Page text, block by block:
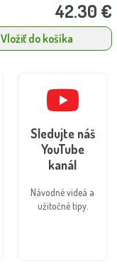
42.30 €
Vložiť do košíka
Sledujte náš
YouTube
kanál
Návodné videá a
užitočné tipy.